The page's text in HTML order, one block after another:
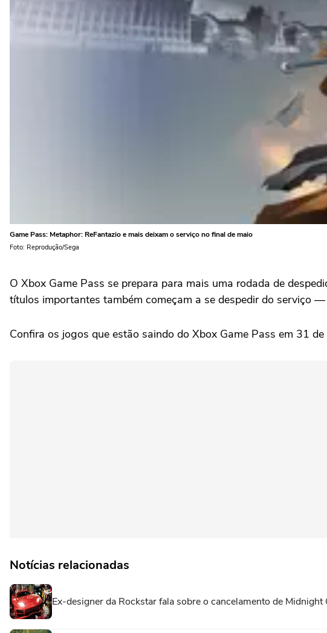
Game Pass: Metaphor: ReFantazio e mais deixam o serviço no final de maio
Foto: Reprodução/Sega
O Xbox Game Pass se prepara para mais uma rodada de
títulos importantes também começam a se despedir do serviço
Confira os jogos que estão saindo do Xbox Game Pass em 31 de
Notícias relacionadas
Ex-designer da Rockstar fala sobre o cancelamento de Midnight